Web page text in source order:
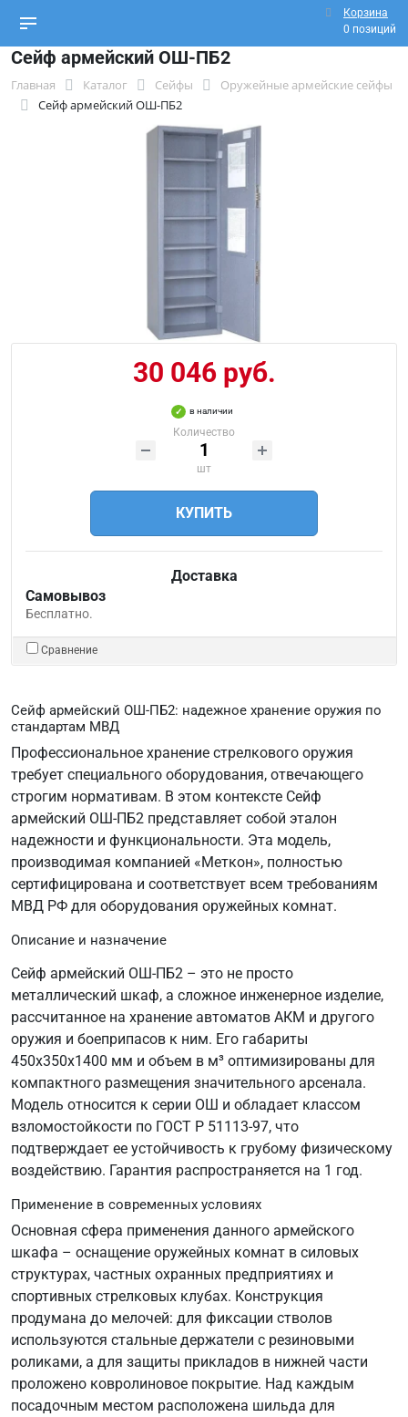
Корзина
0 позиций
Сейф армейский ОШ-ПБ2
Главная Каталог Сейфы
Оружейные армейские сейфы
Сейф армейский ОШ-ПБ2
30 046 руб.
в наличии
Количество
шт
КУПИТЬ
Доставка
Самовывоз
Бесплатно.
Сравнение
Сейф армейский ОШ-ПБ2: надежное хранение оружия по
стандартам МВД
Профессиональное хранение стрелкового оружия
требует специального оборудования, отвечающего
строгим нормативам. В этом контексте Сейф
армейский ОШ-ПБ2 представляет собой эталон
надежности и функциональности. Эта модель,
производимая компанией «Меткон», полностью
сертифицирована и соответствует всем требованиям
МВД РФ для оборудования оружейных комнат.
Описание и назначение
Сейф армейский ОШ-ПБ2 – это не просто
металлический шкаф, а сложное инженерное изделие,
рассчитанное на хранение автоматов АКМ и другого
оружия и боеприпасов к ним. Его габариты
450х350х1400 мм и объем в м³ оптимизированы для
компактного размещения значительного арсенала.
Модель относится к серии ОШ и обладает классом
взломостойкости по ГОСТ Р 51113-97, что
подтверждает ее устойчивость к грубому физическому
воздействию. Гарантия распространяется на 1 год.
Применение в современных условиях
Основная сфера применения данного армейского
шкафа – оснащение оружейных комнат в силовых
структурах, частных охранных предприятиях и
спортивных стрелковых клубах. Конструкция
продумана до мелочей: для фиксации стволов
используются стальные держатели с резиновыми
роликами, а для защиты прикладов в нижней части
проложено ковролиновое покрытие. Над каждым
посадочным местом расположена шильда для